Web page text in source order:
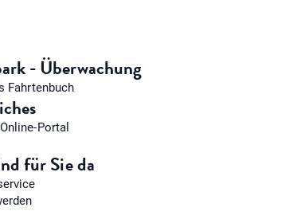
- Überwachung
Fahrtenbuch
Portal
für Sie da